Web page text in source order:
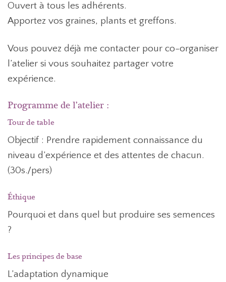
Ouvert à tous les adhérents.
Apportez vos graines, plants et greffons.
Vous pouvez déjà me contacter pour co-organiser
l’atelier si vous souhaitez partager votre
expérience.
Programme de l’atelier :
Tour de table
Objectif : Prendre rapidement connaissance du
niveau d’expérience et des attentes de chacun.
(30s./pers)
Éthique
Pourquoi et dans quel but produire ses semences
?
Les principes de base
L’adaptation dynamique